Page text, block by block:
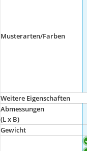
Musterarten/Farben
Weitere Eigenschaften
Abmessungen
(L x B)
Gewicht